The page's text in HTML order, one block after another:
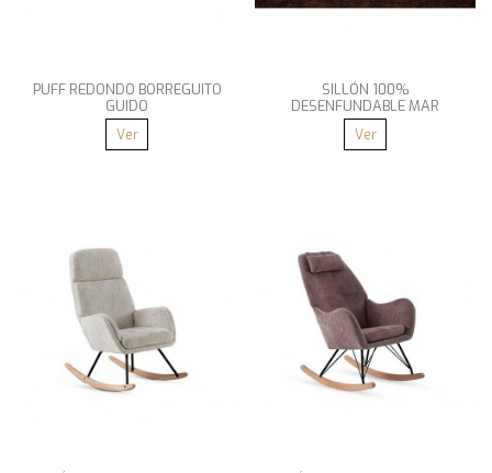
PUFF REDONDO BORREGUITO
GUIDO
Ver
SILLÓN 100%
DESENFUNDABLE MAR
Ver